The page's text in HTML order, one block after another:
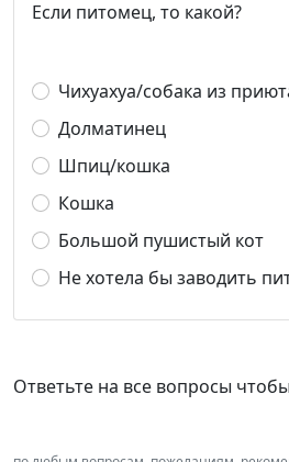
Если питомец, то какой?
Чихуахуа/собака из
Долматинец
Шпиц/кошка
Кошка
Большой пушистый кот
Не хотела бы заводить
Ответьте на все вопросы